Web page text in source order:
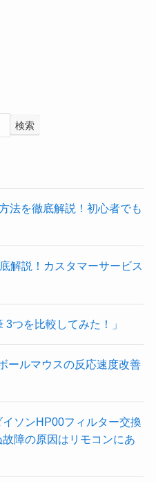
検索
法を徹底解説！初心者でも
解説！カスタマーサービス
3つを比較してみた！」
ールマウスの反応速度改善
イソンHP00フィルター交換
障の原因はリモコンにあ